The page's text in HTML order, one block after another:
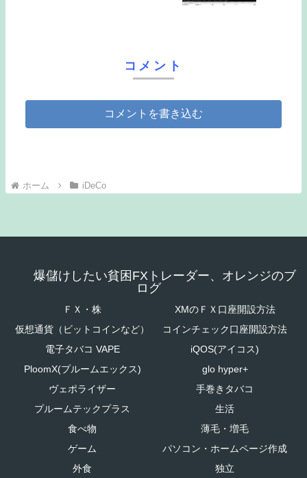
コメント
コメントを書き込む
ホーム iDeCo
爆儲けしたい貧困FXトレーダー、オレンジのブ
ログ
ＦＸ・株
XMのＦＸ口座開設方法
仮想通貨（ビットコインなど）
コインチェック口座開設方法
電子タバコ VAPE
iQOS(アイコス)
PloomX(プルームエックス)
glo hyper+
ヴェポライザー
手巻きタバコ
プルームテックプラス
生活
食べ物
薄毛・増毛
ゲーム
パソコン・ホームページ作成
外食
独立